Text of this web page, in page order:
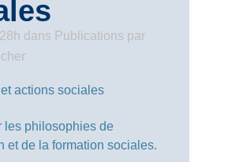
dans Publications par
les philosophies de
et de la formation sociales.